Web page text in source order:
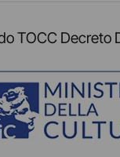
TOCC Decreto